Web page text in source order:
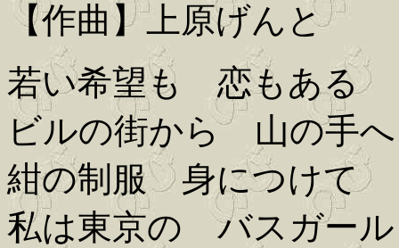
【作曲】上原げんと
若い希望も 恋もある
ビルの街から 山の手へ
紺の制服 身につけて
私は東京の バスガール